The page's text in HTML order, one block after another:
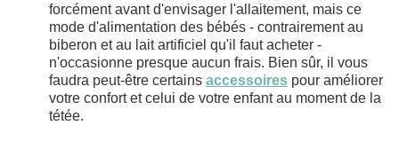
forcément avant d'envisager l'allaitement, mais ce
mode d'alimentation des bébés - contrairement au
biberon et au lait artificiel qu'il faut acheter -
n'occasionne presque aucun frais. Bien sûr, il vous
faudra peut-être certains accessoires pour améliorer
votre confort et celui de votre enfant au moment de la
tétée.